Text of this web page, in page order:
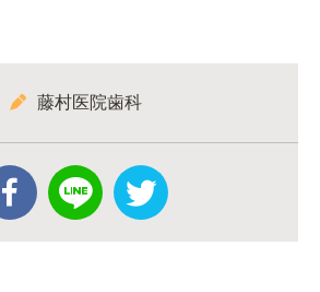
藤村医院歯科